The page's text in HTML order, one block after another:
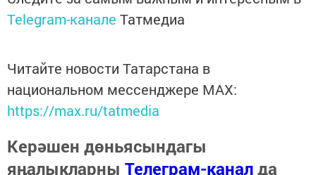
Telegram-канале Татмедиа
Читайте новости Татарстана в
национальном мессенджере MАХ:
https://max.ru/tatmedia
Керәшен дөньясындагы
яңалыкларны Телеграм-каналда